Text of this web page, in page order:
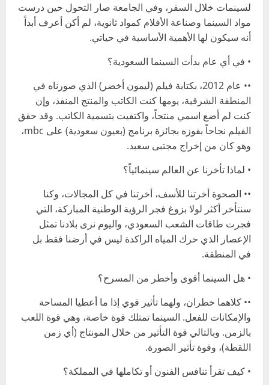
لسينمات خلال السفر، وفي الجامعة صار التحول حين درست
مواد السينما وصناعة الأفلام كمواد ثانوية، لم أكن أعرف أبداً
أنه سيكون لها الأهمية الأساسية في حياتي.
• في أي عام بدأت السينما السعودية؟
•• عام 2012، بكتابة فيلم (ليمون أخضر) الذي صورناه في
المنطقة الشرقية، يومها كنت الكاتب والمنتج المنفذ، وإن
كنت لم أضع اسمي منتجاً، واكتفيت بتسمية الكاتب. وقد حقق
الفيلم نجاحاً بفوزه بجائزة برنامج (بعيون سعودية) على mbc،
وهو كان من إخراج مجتبى سعيد.
• لماذا تأخرنا عن العالم سينمائياً؟
•• الصحوة أخرتنا للأسف، أخرتنا في كل المجالات، وكنا
سنتأخر أكثر لولا بزوغ فجر الرؤية الوطنية المباركة، التي
فجرت طاقات الشعب السعودي، واليوم نرى بلادنا تمثل
الإعصار الذي حرك المياه الراكدة ليس في أرضنا فقط بل
في المنطقة.
• هل السينما أقوى وأخطر من المسرح؟
•• كلاهما خطران، ولهما تأثير قوي إذا ما أعطيا المساحة
والإمكانات للفعل. السينما تمتلك قوة خاصة، وهي قوة اللعب
بالزمن. وبالتالي قوة التأثير من خلال المونتاج (أي زمن
اللقطة)، وقوة تأثير الصورة.
• كيف تقرأ تنافس الفنون أو تكاملها في المملكة؟